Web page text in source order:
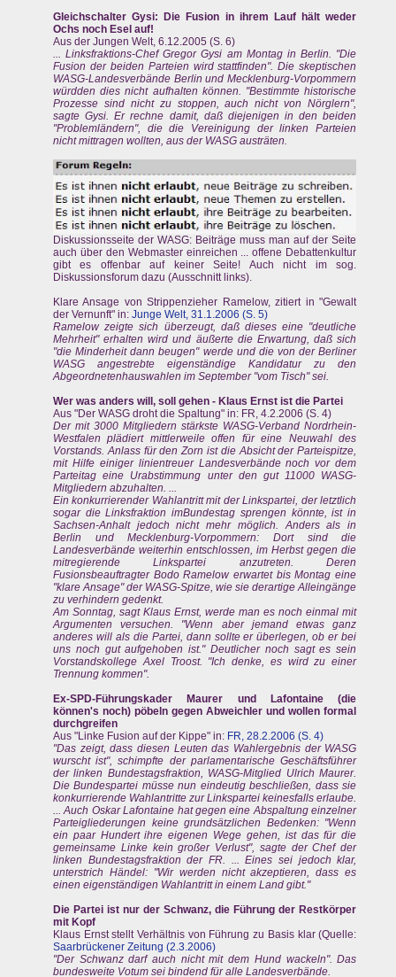
Gleichschalter Gysi: Die Fusion in ihrem Lauf hält weder
Ochs noch Esel auf!
Aus der Jungen Welt, 6.12.2005 (S. 6)
... Linksfraktions-Chef Gregor Gysi am Montag in Berlin. "Die
Fusion der beiden Parteien wird stattfinden". Die skeptischen
WASG-Landesverbände Berlin und Mecklenburg-Vorpommern
würdden dies nicht aufhalten können. "Bestimmte historische
Prozesse sind nicht zu stoppen, auch nicht von Nörglern",
sagte Gysi. Er rechne damit, daß diejenigen in den beiden
"Problemländern", die die Vereinigung der linken Parteien
nicht mittragen wollten, aus der WASG austräten.
Diskussionsseite der WASG: Beiträge muss man auf der Seite
auch über den Webmaster einreichen ... offene Debattenkultur
gibt es offenbar auf keiner Seite! Auch nicht im sog.
Diskussionsforum dazu (Ausschnitt links).
Klare Ansage von Strippenzieher Ramelow, zitiert in "Gewalt
der Vernunft" in: Junge Welt, 31.1.2006 (S. 5)
Ramelow zeigte sich überzeugt, daß dieses eine "deutliche
Mehrheit" erhalten wird und äußerte die Erwartung, daß sich
"die Minderheit dann beugen" werde und die von der Berliner
WASG angestrebte eigenständige Kandidatur zu den
Abgeordnetenhauswahlen im September "vom Tisch" sei.
Wer was anders will, soll gehen - Klaus Ernst ist die Partei
Aus "Der WASG droht die Spaltung" in: FR, 4.2.2006 (S. 4)
Der mit 3000 Mitgliedern stärkste WASG-Verband Nordrhein-
Westfalen plädiert mittlerweile offen für eine Neuwahl des
Vorstands. Anlass für den Zorn ist die Absicht der Parteispitze,
mit Hilfe einiger linientreuer Landesverbände noch vor dem
Parteitag eine Urabstimmung unter den gut 11000 WASG-
Mitgliedern abzuhalten. ...
Ein konkurrierender Wahlantritt mit der Linkspartei, der letztlich
sogar die Linksfraktion imBundestag sprengen könnte, ist in
Sachsen-Anhalt jedoch nicht mehr möglich. Anders als in
Berlin und Mecklenburg-Vorpommern: Dort sind die
Landesverbände weiterhin entschlossen, im Herbst gegen die
mitregierende Linkspartei anzutreten. Deren
Fusionsbeauftragter Bodo Ramelow erwartet bis Montag eine
"klare Ansage" der WASG-Spitze, wie sie derartige Alleingänge
zu verhindern gedenkt.
Am Sonntag, sagt Klaus Ernst, werde man es noch einmal mit
Argumenten versuchen. "Wenn aber jemand etwas ganz
anderes will als die Partei, dann sollte er überlegen, ob er bei
uns noch gut aufgehoben ist." Deutlicher noch sagt es sein
Vorstandskollege Axel Troost. "Ich denke, es wird zu einer
Trennung kommen".
Ex-SPD-Führungskader Maurer und Lafontaine (die
können's noch) pöbeln gegen Abweichler und wollen formal
durchgreifen
Aus "Linke Fusion auf der Kippe" in: FR, 28.2.2006 (S. 4)
"Das zeigt, dass diesen Leuten das Wahlergebnis der WASG
wurscht ist", schimpfte der parlamentarische Geschäftsführer
der linken Bundestagsfraktion, WASG-Mitglied Ulrich Maurer.
Die Bundespartei müsse nun eindeutig beschließen, dass sie
konkurrierende Wahlantritte zur Linkspartei keinesfalls erlaube.
... Auch Oskar Lafontaine hat gegen eine Abspaltung einzelner
Parteigliederungen keine grundsätzlichen Bedenken: "Wenn
ein paar Hundert ihre eigenen Wege gehen, ist das für die
gemeinsame Linke kein großer Verlust", sagte der Chef der
linken Bundestagsfraktion der FR. ... Eines sei jedoch klar,
unterstrich Händel: "Wir werden nicht akzeptieren, dass es
einen eigenständigen Wahlantritt in einem Land gibt."
Die Partei ist nur der Schwanz, die Führung der Restkörper
mit Kopf
Klaus Ernst stellt Verhältnis von Führung zu Basis klar (Quelle:
Saarbrückener Zeitung (2.3.2006)
"Der Schwanz darf auch nicht mit dem Hund wackeln". Das
bundesweite Votum sei bindend für alle Landesverbände.